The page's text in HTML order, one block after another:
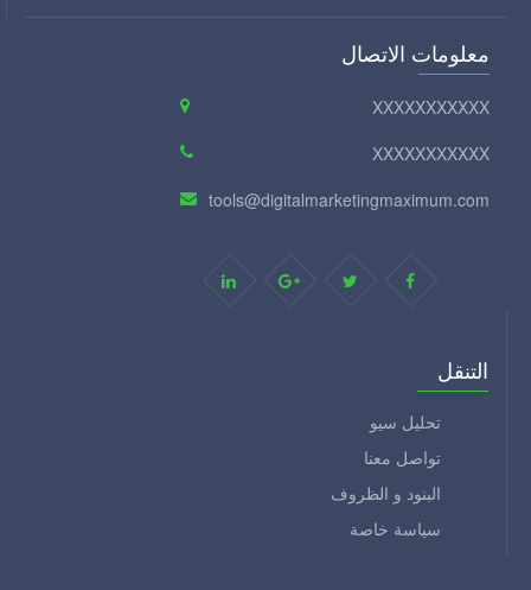
معلومات الاتصال
XXXXXXXXXXX
XXXXXXXXXXX
tools@digitalmarketingmaximum.com
التنقل
تحليل سيو
تواصل معنا
البنود و الظروف
سياسة خاصة